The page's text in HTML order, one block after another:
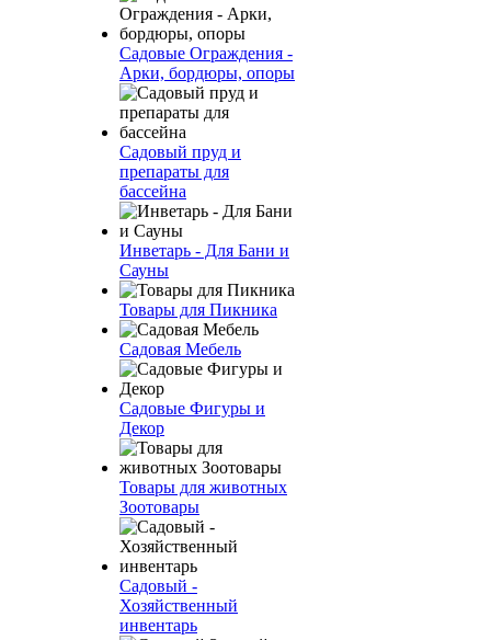
Садовые Ограждения -
Арки, бордюры, опоры
Садовый пруд и
препараты для
бассейна
Инветарь - Для Бани и
Сауны
Товары для Пикника
Садовая Мебель
Садовые Фигуры и
Декор
Товары для животных
Зоотовары
Садовый -
Хозяйственный
инвентарь